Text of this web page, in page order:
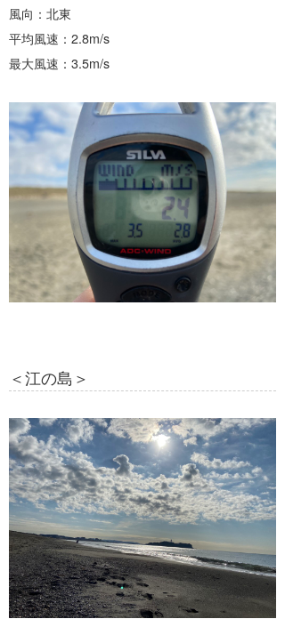
風向：北東
平均風速：2.8m/s
最大風速：3.5m/s
＜江の島＞